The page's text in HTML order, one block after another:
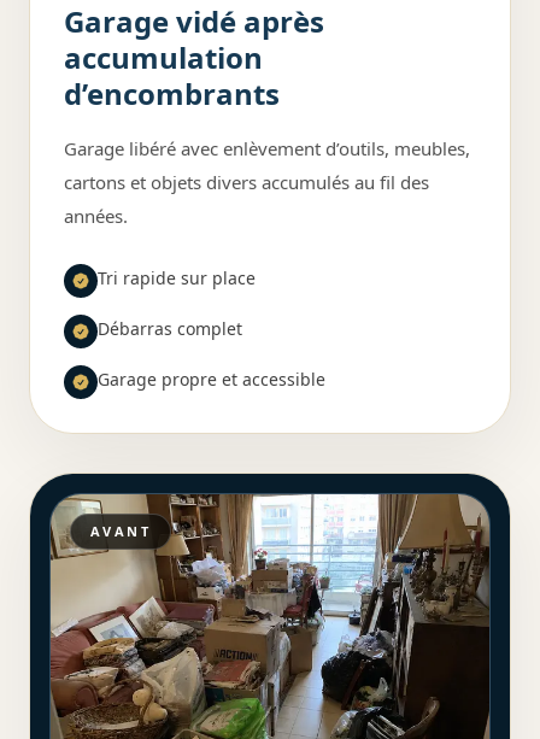
Garage vidé après
accumulation
d’encombrants
Garage libéré avec enlèvement d’outils, meubles,
cartons et objets divers accumulés au fil des
années.
Tri rapide sur place
Débarras complet
Garage propre et accessible
AVANT